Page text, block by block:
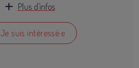
Plus d'infos
Je suis intéressé·e